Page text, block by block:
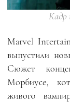
Кадр
Marvel
выпустили
Сюжет
Морбиусе,
живого